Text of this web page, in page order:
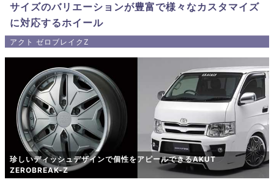
サイズのバリエーションが豊富で様々なカスタマイズ
に対応するホイール
アクト ゼロブレイクZ
珍しいディッシュデザインで個性をアピールできるAKUT
ZEROBREAK-Z